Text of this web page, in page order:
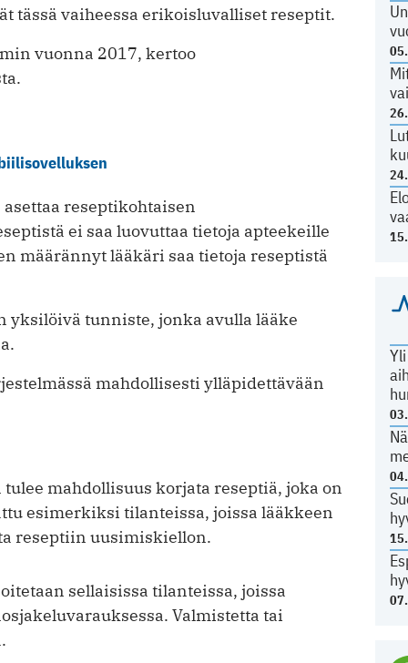
tässä vaiheessa erikoisluvalliset reseptit.
vuonna 2017, kertoo
reseptikohtaisen
ei saa luovuttaa tietoja apteekeille
määrännyt lääkäri saa tietoja reseptistä
yksilöivä tunniste, jonka avulla lääke
mahdollisesti ylläpidettävään
mahdollisuus korjata reseptiä, joka on
esimerkiksi tilanteissa, joissa lääkkeen
reseptiin uusimiskiellon.
sellaisissa tilanteissa, joissa
Valmistetta tai